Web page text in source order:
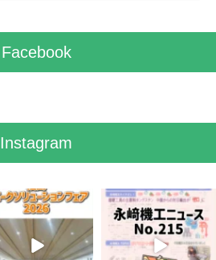
Facebook
Instagram
7月 27
6
7月 3
5 0